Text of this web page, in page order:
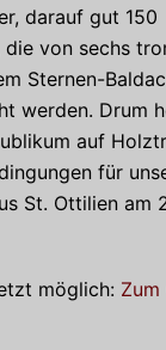
darauf gut 150
die von sechs
Sternen-
werden. Drum
auf
für
St. Ottilien am
möglich: